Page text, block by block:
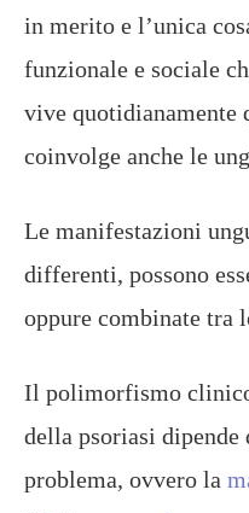
in merito e l’unica
funzionale e sociale
vive quotidianamente
coinvolge anche le
Le manifestazioni
differenti, possono
oppure combinate tra
Il polimorfismo
della psoriasi
problema, ovvero la